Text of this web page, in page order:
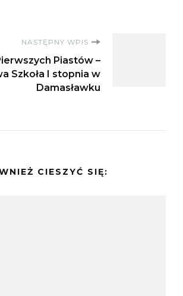
NASTĘPNY WPIS
Piastów –
Szkoła I stopnia w
Damasławku
CIESZYĆ SIĘ: